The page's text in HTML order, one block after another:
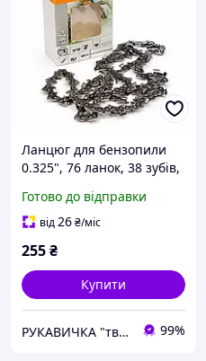
Ланцюг для бензопили
0.325", 76 ланок, 38 зубів,
для твердих порід
деревини
Готово до відправки
від26₴/міс
255₴
Купити
РУКАВИЧКА "твоя будівельна скарбничка" 99%